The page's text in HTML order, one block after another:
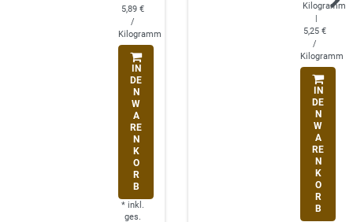
5,89 €
/
Kilogramm
IN
DE
N
W
A
RE
N
K
O
R
B
* inkl.
ges.
Kilogramm
5,25 €
/
Kilogramm
IN
DE
N
W
A
RE
N
K
O
R
B